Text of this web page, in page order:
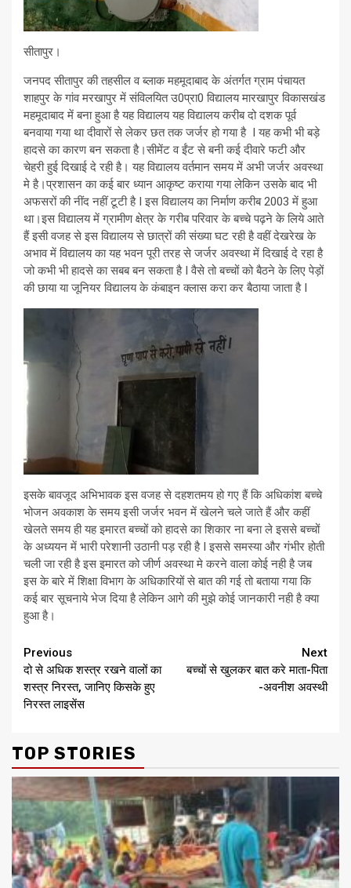
सीतापुर।
जनपद सीतापुर की तहसील व ब्लाक महमूदाबाद के अंतर्गत ग्राम पंचायत
शाहपुर के गांव मरखापुर में संविलयित उ0प्रा0 विद्यालय मारखापुर विकासखंड
महमूदाबाद में बना हुआ है यह विद्यालय यह विद्यालय करीब दो दशक पूर्व
बनवाया गया था दीवारों से लेकर छत तक जर्जर हो गया है I यह कभी भी बड़े
हादसे का कारण बन सकता है।सीमेंट व ईंट से बनी कई दीवारे फटी और
चेहरी हुई दिखाई दे रही है। यह विद्यालय वर्तमान समय में अभी जर्जर अवस्था
मे है।प्रशासन का कई बार ध्यान आकृष्ट कराया गया लेकिन उसके बाद भी
अफसरों की नींद नहीं टूटी है I इस विद्यालय का निर्माण करीब 2003 में हुआ
था।इस विद्यालय में ग्रामीण क्षेत्र के गरीब परिवार के बच्चे पढ़ने के लिये आते
हैं इसी वजह से इस विद्यालय से छात्रों की संख्या घट रही है वहीं देखरेख के
अभाव में विद्यालय का यह भवन पूरी तरह से जर्जर अवस्था में दिखाई दे रहा है
जो कभी भी हादसे का सबब बन सकता है I वैसे तो बच्चों को बैठने के लिए पेड़ों
की छाया या जूनियर विद्यालय के कंबाइन क्लास करा कर बैठाया जाता है I
इसके बावजूद अभिभावक इस वजह से दहशतमय हो गए हैं कि अधिकांश बच्चे
भोजन अवकाश के समय इसी जर्जर भवन में खेलने चले जाते हैं और कहीं
खेलते समय ही यह इमारत बच्चों को हादसे का शिकार ना बना ले इससे बच्चों
के अध्ययन में भारी परेशानी उठानी पड़ रही है I इससे समस्या और गंभीर होती
चली जा रही है इस इमारत को जीर्ण अवस्था मे करने वाला कोई नही है जब
इस के बारे में शिक्षा विभाग के अधिकारियों से बात की गई तो बताया गया कि
कई बार सूचनाये भेज दिया है लेकिन आगे की मुझे कोई जानकारी नही है क्या
हुआ है।
Continue
Reading
Previous
दो से अधिक शस्त्र रखने वालों का
शस्त्र निरस्त, जानिए किसके हुए
निरस्त लाइसेंस
Next
बच्चों से खुलकर बात करे माता-पिता
-अवनीश अवस्थी
TOP STORIES